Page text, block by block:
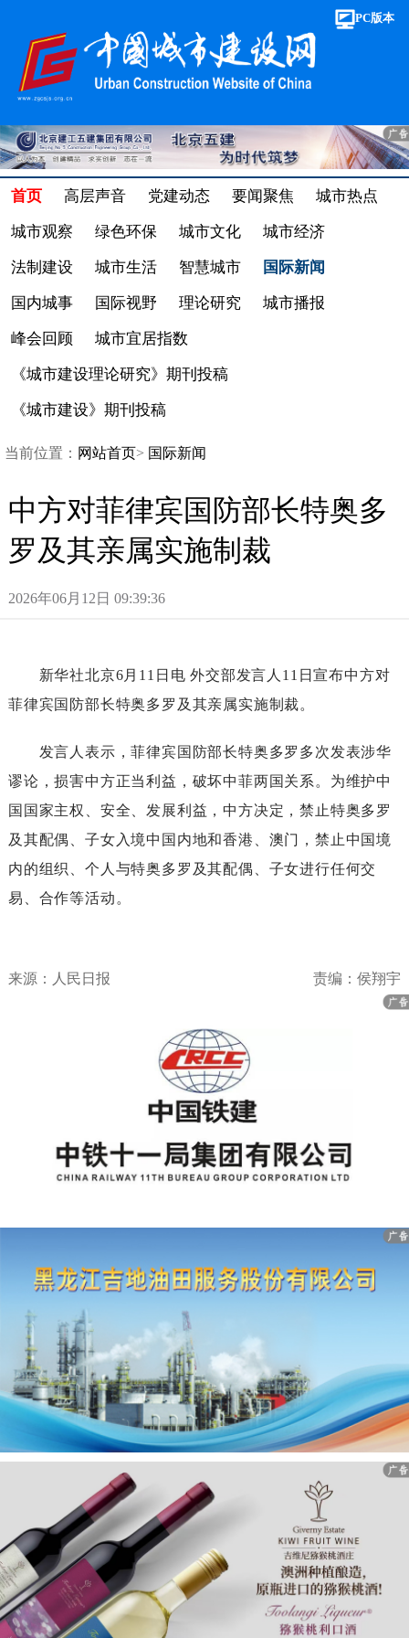
PC版本
首页 高层声音 党建动态 要闻聚焦 城市热点
城市观察 绿色环保 城市文化 城市经济
法制建设 城市生活 智慧城市 国际新闻
国内城事 国际视野 理论研究 城市播报
峰会回顾 城市宜居指数
《城市建设理论研究》期刊投稿
《城市建设》期刊投稿
当前位置： 网站首页> 国际新闻
中方对菲律宾国防部长特奥多
罗及其亲属实施制裁
2026年06月12日09:39:36
新华社北京6月11日电外交部发言人11日宣布中方对
菲律宾国防部长特奥多罗及其亲属实施制裁。
发言人表示，菲律宾国防部长特奥多罗多次发表涉华
谬论，损害中方正当利益，破坏中菲两国关系。为维护中
国国家主权、安全、发展利益，中方决定，禁止特奥多罗
及其配偶、子女入境中国内地和香港、澳门，禁止中国境
内的组织、个人与特奥多罗及其配偶、子女进行任何交
易、合作等活动。
来源：人民日报 责编：侯翔宇